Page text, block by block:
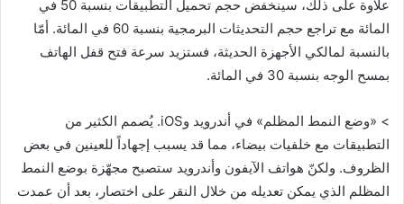
علاوة على ذلك، سينخفض حجم تحميل التطبيقات بنسبة 50 في
المائة مع تراجع حجم التحديثات البرمجية بنسبة 60 في المائة. أمّا
بالنسبة لمالكي الأجهزة الحديثة، فستزيد سرعة فتح قفل الهاتف
بمسح الوجه بنسبة 30 في المائة.
> «وضع النمط المظلم» في أندرويد وiOS. يُصمم الكثير من
التطبيقات مع خلفيات بيضاء، مما قد يسبب إجهاداً للعينين في بعض
الظروف. ولكنّ هواتف الآيفون وأندرويد ستصبح مجهّزة بوضع النمط
المظلم الذي يمكن تعديله من خلال النقر على اختصار، بعد أن عمدت